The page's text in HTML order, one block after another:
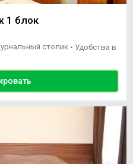
1 блок
столик • Удобства в